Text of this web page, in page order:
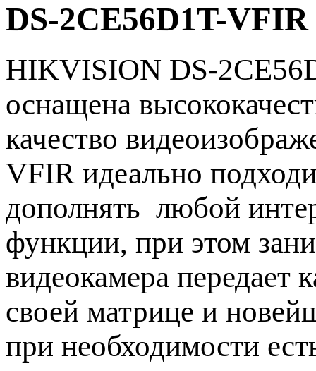
DS-2CE56D1T-
HIKVISION DS-
оснащена
качество
VFIR идеально
дополнять любой
функции, при этом
видеокамера передает
своей матрице и
при необходимости